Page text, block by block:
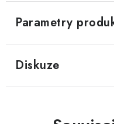
Parametry
Diskuze